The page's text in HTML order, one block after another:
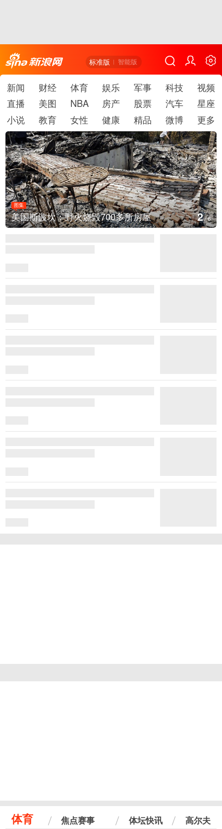
标准版 智能版
新闻 财经 体育 娱乐 军事 科技
视频
直播
美图 NBA 房产 股票 汽车
星座
小说
教育 女性 健康 精品 微博 更多
图集
美国斯波坎：野火烧毁700多所房屋 2/6
体育 焦点赛事 体坛快讯 高尔夫